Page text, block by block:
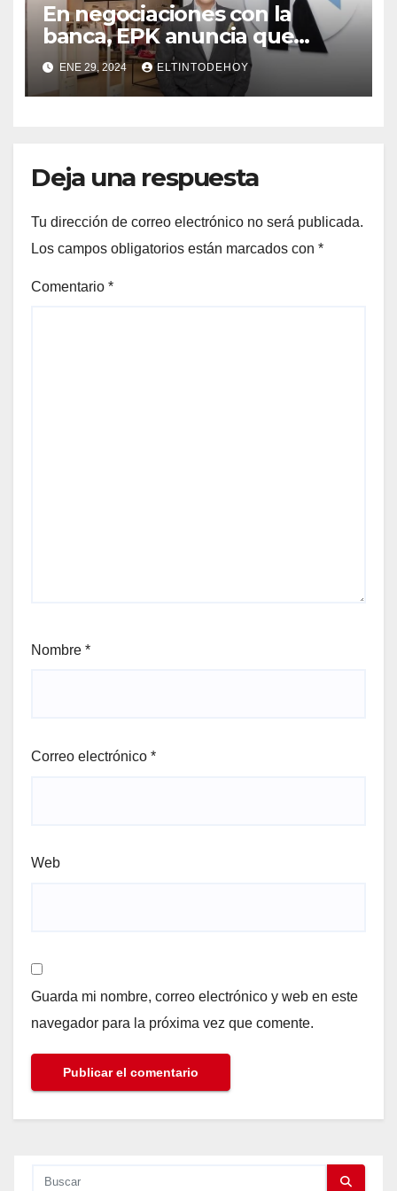
En negociaciones con la
banca, EPK anuncia que
reabrirá pronto sus tiendas
ENE 29, 2024 ELTINTODEHOY
Deja una respuesta
Tu dirección de correo electrónico no será publicada.
Los campos obligatorios están marcados con *
Comentario *
Nombre *
Correo electrónico *
Web
Guarda mi nombre, correo electrónico y web en este
navegador para la próxima vez que comente.